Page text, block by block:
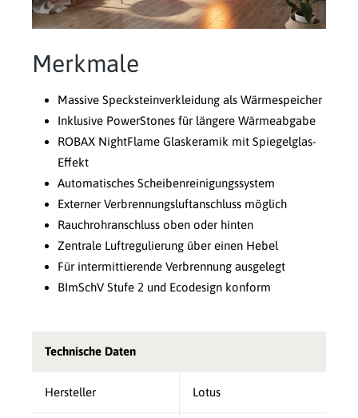
Merkmale
Massive Specksteinverkleidung als Wärmespeicher
Inklusive PowerStones für längere Wärmeabgabe
ROBAX NightFlame Glaskeramik mit Spiegelglas-
Effekt
Automatisches Scheibenreinigungssystem
Externer Verbrennungsluftanschluss möglich
Rauchrohranschluss oben oder hinten
Zentrale Luftregulierung über einen Hebel
Für intermittierende Verbrennung ausgelegt
BImSchV Stufe 2 und Ecodesign konform
Technische Daten
Hersteller Lotus